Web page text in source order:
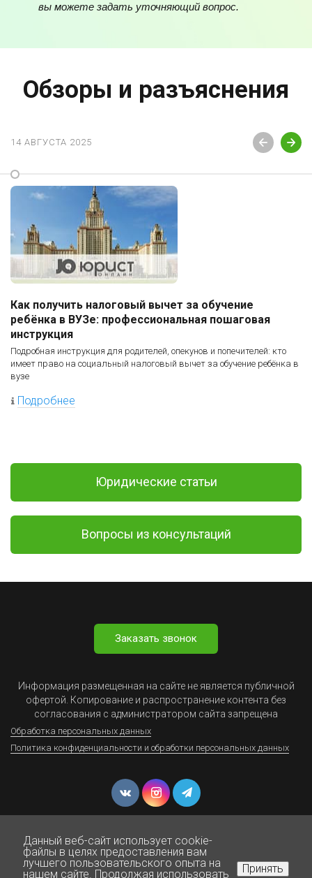
вы можете задать уточняющий вопрос.
Обзоры и разъяснения
14 АВГУСТА 2025
Как получить налоговый вычет за обучение
ребёнка в ВУЗе: профессиональная пошаговая
инструкция
Подробная инструкция для родителей, опекунов и попечителей: кто
имеет право на социальный налоговый вычет за обучение ребёнка в
вузе
Подробнее
Юридические статьи
Вопросы из консультаций
Заказать звонок
Информация размещенная на сайте не является публичной
офертой. Копирование и распространение контента без
согласования с администратором сайта запрещена
Обработка персональных данных
Политика конфиденциальности и обработки персональных данных
Данный веб-сайт использует cookie-
файлы в целях предоставления вам
лучшего пользовательского опыта на
нашем сайте. Продолжая использовать
Принять